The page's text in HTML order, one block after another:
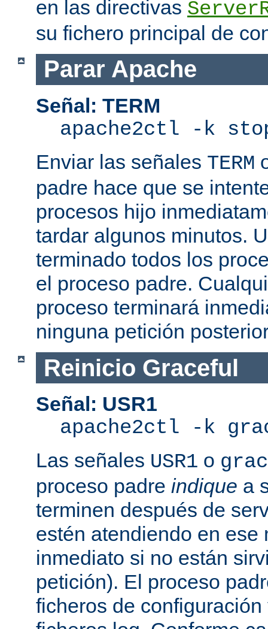
en las directivas
su fichero principal de
Parar Apache
Señal: TERM
apache2ctl -k
Enviar las señales TERM
padre hace que se
procesos hijo
tardar algunos minutos.
terminado todos los
el proceso padre.
proceso terminará
ninguna petición
Reinicio Graceful
Señal: USR1
apache2ctl -k
Las señales USR1 o
proceso padre indique a
terminen después de
estén atendiendo en ese
inmediato si no están
petición). El proceso
ficheros de